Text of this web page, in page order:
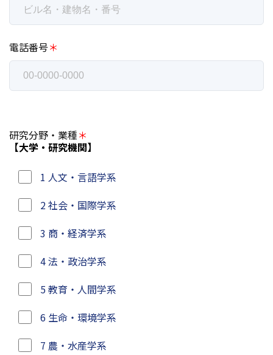
電話番号＊
研究分野・業種＊
【大学・研究機関】
1 人文・言語学系
2 社会・国際学系
3 商・経済学系
4 法・政治学系
5 教育・人間学系
6 生命・環境学系
7 農・水産学系